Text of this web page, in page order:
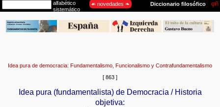
Idea pura de democracia: Fundamentalismo, Funcionalismo y Contrafundamentalismo
[ 863 ]
Idea pura (fundamentalista) de Democracia / Historia
objetiva: